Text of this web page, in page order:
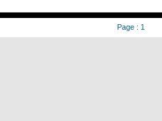
Page : 1